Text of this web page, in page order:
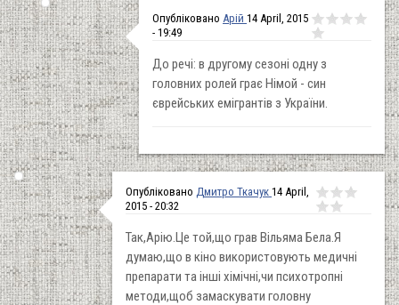
Опубліковано Арій 14 April, 2015
- 19:49
До речі: в другому сезоні одну з
головних ролей грає Німой - син
єврейських емігрантів з України.
Опубліковано Дмитро Ткачук 14 April,
2015 - 20:32
Так,Арію.Це той,що грав Вільяма Бела.Я
думаю,що в кіно використовують медичні
препарати та інші хімічні,чи психотропні
методи,щоб замаскувати головну